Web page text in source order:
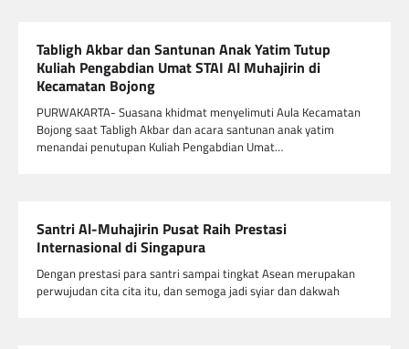
Tabligh Akbar dan Santunan Anak Yatim Tutup
Kuliah Pengabdian Umat STAI Al Muhajirin di
Kecamatan Bojong
PURWAKARTA- Suasana khidmat menyelimuti Aula Kecamatan
Bojong saat Tabligh Akbar dan acara santunan anak yatim
menandai penutupan Kuliah Pengabdian Umat…
Santri Al-Muhajirin Pusat Raih Prestasi
Internasional di Singapura
Dengan prestasi para santri sampai tingkat Asean merupakan
perwujudan cita cita itu, dan semoga jadi syiar dan dakwah